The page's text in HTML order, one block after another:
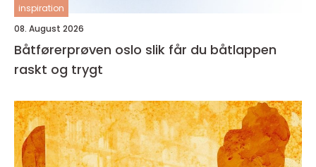
inspiration
08. August 2026
Båtførerprøven oslo slik får du båtlappen
raskt og trygt